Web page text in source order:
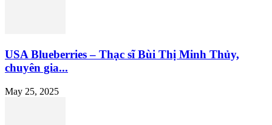
USA Blueberries – Thạc sĩ Bùi Thị Minh Thủy,
chuyên gia...
May 25, 2025